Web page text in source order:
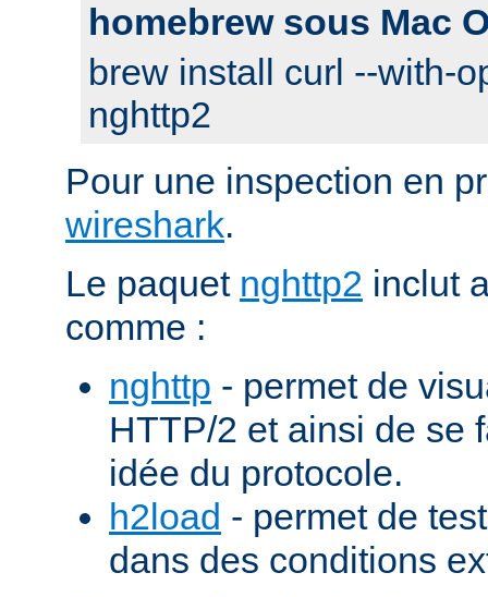
homebrew sous Mac
brew install curl --with-
nghttp2
Pour une inspection en
wireshark.
Le paquet nghttp2 inclut
comme :
nghttp - permet de
HTTP/2 et ainsi de se
idée du protocole.
h2load - permet de
dans des conditions